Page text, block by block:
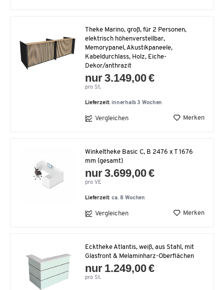
Theke Marino, groß, für 2 Personen,
elektrisch höhenverstellbar,
Memorypanel, Akustikpaneele,
Kabeldurchlass, Holz, Eiche-
Dekor/anthrazit
nur 3.149,00 €
pro St.
Lieferzeit: innerhalb 3 Wochen
Vergleichen Merken
Winkeltheke Basic C, B 2476 x T 1676
mm (gesamt)
nur 3.699,00 €
pro VE
Lieferzeit:ca. 8 Wochen
Vergleichen Merken
Ecktheke Atlantis, weiß, aus Stahl, mit
Glasfront & Melaminharz-Oberflächen
nur 1.249,00 €
pro St.